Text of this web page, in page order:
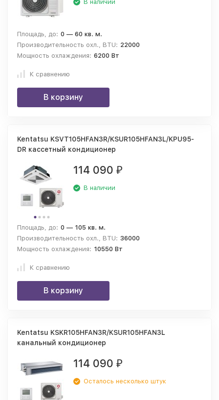
В наличии
Площадь, до: 0 — 60 кв. м.
Производительность охл., BTU: 22000
Мощность охлаждения: 6200 Вт
К сравнению
В корзину
Kentatsu KSVT105HFAN3R/KSUR105HFAN3L/KPU95-
DR кассетный кондиционер
114 090 ₽
В наличии
Площадь, до: 0 — 105 кв. м.
Производительность охл., BTU: 36000
Мощность охлаждения: 10550 Вт
К сравнению
В корзину
Kentatsu KSKR105HFAN3R/KSUR105HFAN3L
канальный кондиционер
114 090 ₽
Осталось несколько штук